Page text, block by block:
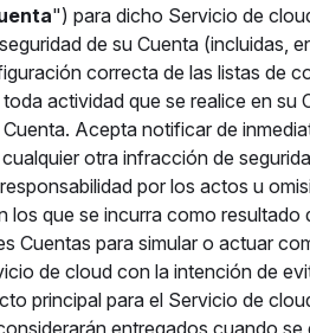
") para dicho Servicio de
de su Cuenta (incluidas,
correcta de las listas de
actividad que se realice en
Acepta notificar de
otra infracción de
por los actos u
los que se incurra como
Cuentas para simular o actuar
de cloud con la intención de
principal para el Servicio de
entregados cuando